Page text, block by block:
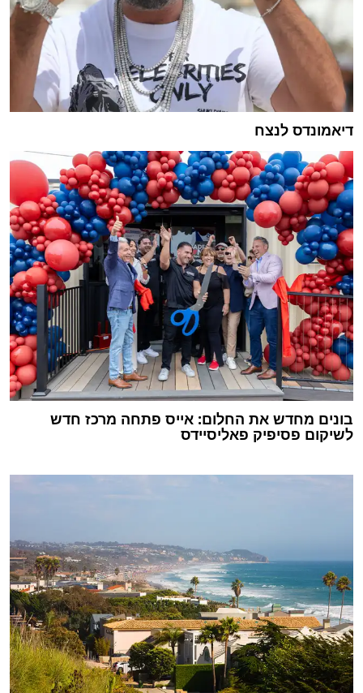
דיאמונדס לנצח
בונים מחדש את החלום: אייס פתחה מרכז חדש
לשיקום פסיפיק פאליסיידס